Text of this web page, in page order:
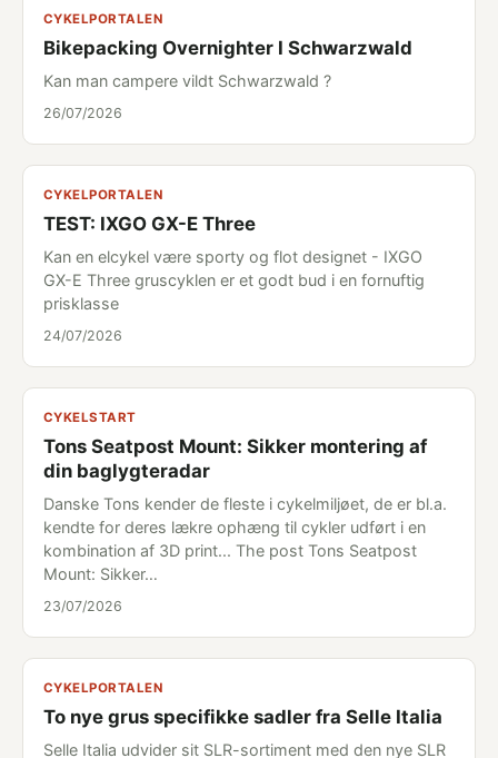
CYKELPORTALEN
Bikepacking Overnighter I Schwarzwald
Kan man campere vildt Schwarzwald ?
26/07/2026
CYKELPORTALEN
TEST: IXGO GX-E Three
Kan en elcykel være sporty og flot designet - IXGO
GX-E Three gruscyklen er et godt bud i en fornuftig
prisklasse
24/07/2026
CYKELSTART
Tons Seatpost Mount: Sikker montering af
din baglygteradar
Danske Tons kender de fleste i cykelmiljøet, de er bl.a.
kendte for deres lækre ophæng til cykler udført i en
kombination af 3D print... The post Tons Seatpost
Mount: Sikker…
23/07/2026
CYKELPORTALEN
To nye grus specifikke sadler fra Selle Italia
Selle Italia udvider sit SLR-sortiment med den nye SLR